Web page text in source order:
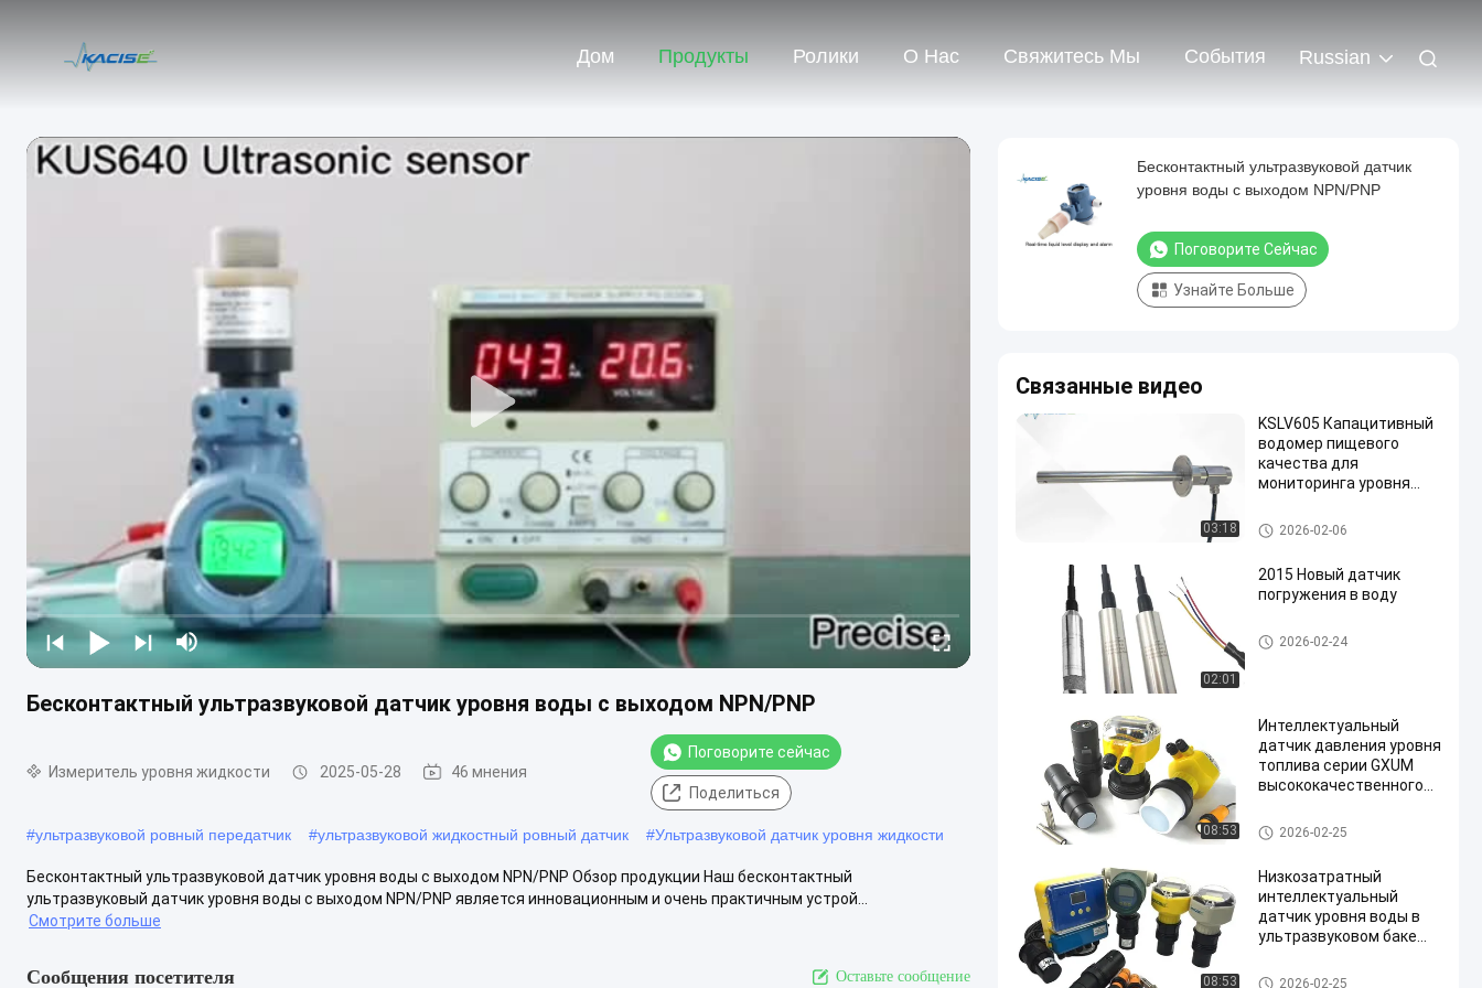
Дом Продукты Ролики О Нас Свяжитесь Мы События Russian
Бесконтактный ультразвуковой датчик уровня воды с выходом NPN/PNP
Измеритель уровня жидкости 2025-05-28 46 мнения
Поговорите сейчас
Поделиться
#ультразвуковой ровный передатчик #ультразвуковой жидкостный ровный датчик #Ультразвуковой датчик уровня жидкости
Бесконтактный ультразвуковой датчик уровня воды с выходом NPN/PNP Обзор продукции Наш бесконтактный
ультразвуковый датчик уровня воды с выходом NPN/PNP является инновационным и очень практичным устрой...
Смотрите больше
Сообщения посетителя Оставьте сообщение
Бесконтактный ультразвуковой датчик
уровня воды с выходом NPN/PNP
Поговорите Сейчас
Узнайте Больше
Связанные видео
03:18
KSLV605 Капацитивный
водомер пищевого
качества для
мониторинга уровня
Измеритель уровня жидкост
и
2026-02-06
02:01
2015 Новый датчик
погружения в воду
Измеритель уровня жидкост
и
2026-02-24
08:53
Интеллектуальный
датчик давления уровня
топлива серии GXUM
высококачественного
зоны на большие
расстояния
Измеритель уровня жидкост
и
2026-02-25
08:53
Низкозатратный
интеллектуальный
датчик уровня воды в
ультразвуковом баке
Измеритель уровня жидкост
2026-02-25